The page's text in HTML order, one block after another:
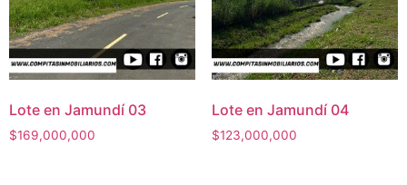
Lote en Jamundí 03
$169,000,000
Lote en Jamundí 04
$123,000,000